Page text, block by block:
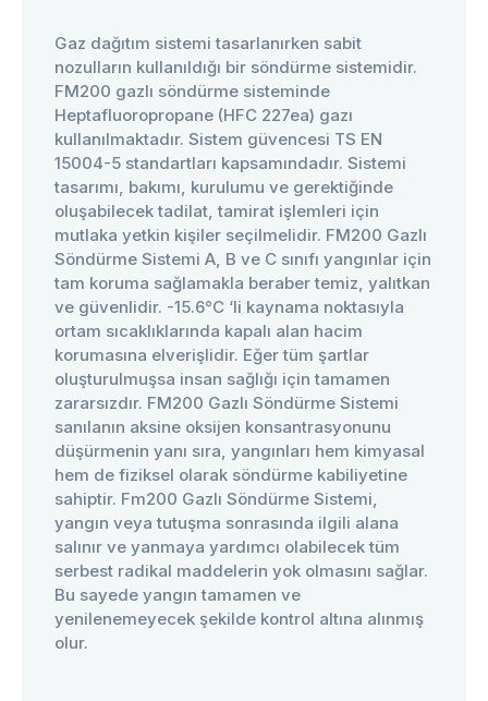
Gaz dağıtım sistemi tasarlanırken sabit
nozulların kullanıldığı bir söndürme sistemidir.
FM200 gazlı söndürme sisteminde
Heptafluoropropane (HFC 227ea) gazı
kullanılmaktadır. Sistem güvencesi TS EN
15004-5 standartları kapsamındadır. Sistemi
tasarımı, bakımı, kurulumu ve gerektiğinde
oluşabilecek tadilat, tamirat işlemleri için
mutlaka yetkin kişiler seçilmelidir. FM200 Gazlı
Söndürme Sistemi A, B ve C sınıfı yangınlar için
tam koruma sağlamakla beraber temiz, yalıtkan
ve güvenlidir. -15.6°C ‘li kaynama noktasıyla
ortam sıcaklıklarında kapalı alan hacim
korumasına elverişlidir. Eğer tüm şartlar
oluşturulmuşsa insan sağlığı için tamamen
zararsızdır. FM200 Gazlı Söndürme Sistemi
sanılanın aksine oksijen konsantrasyonunu
düşürmenin yanı sıra, yangınları hem kimyasal
hem de fiziksel olarak söndürme kabiliyetine
sahiptir. Fm200 Gazlı Söndürme Sistemi,
yangın veya tutuşma sonrasında ilgili alana
salınır ve yanmaya yardımcı olabilecek tüm
serbest radikal maddelerin yok olmasını sağlar.
Bu sayede yangın tamamen ve
yenilenemeyecek şekilde kontrol altına alınmış
olur.